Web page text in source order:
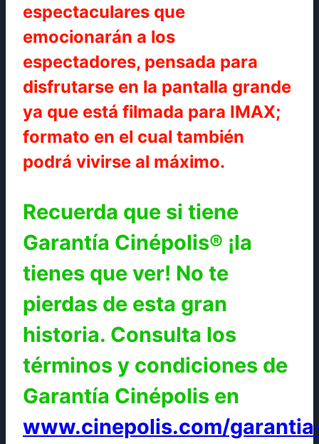
espectaculares que
emocionarán a los
espectadores, pensada para
disfrutarse en la pantalla grande
ya que está filmada para IMAX;
formato en el cual también
podrá vivirse al máximo.
Recuerda que si tiene
Garantía Cinépolis® ¡la
tienes que ver! No te
pierdas de esta gran
historia. Consulta los
términos y condiciones de
Garantía Cinépolis en
www.cinepolis.com/